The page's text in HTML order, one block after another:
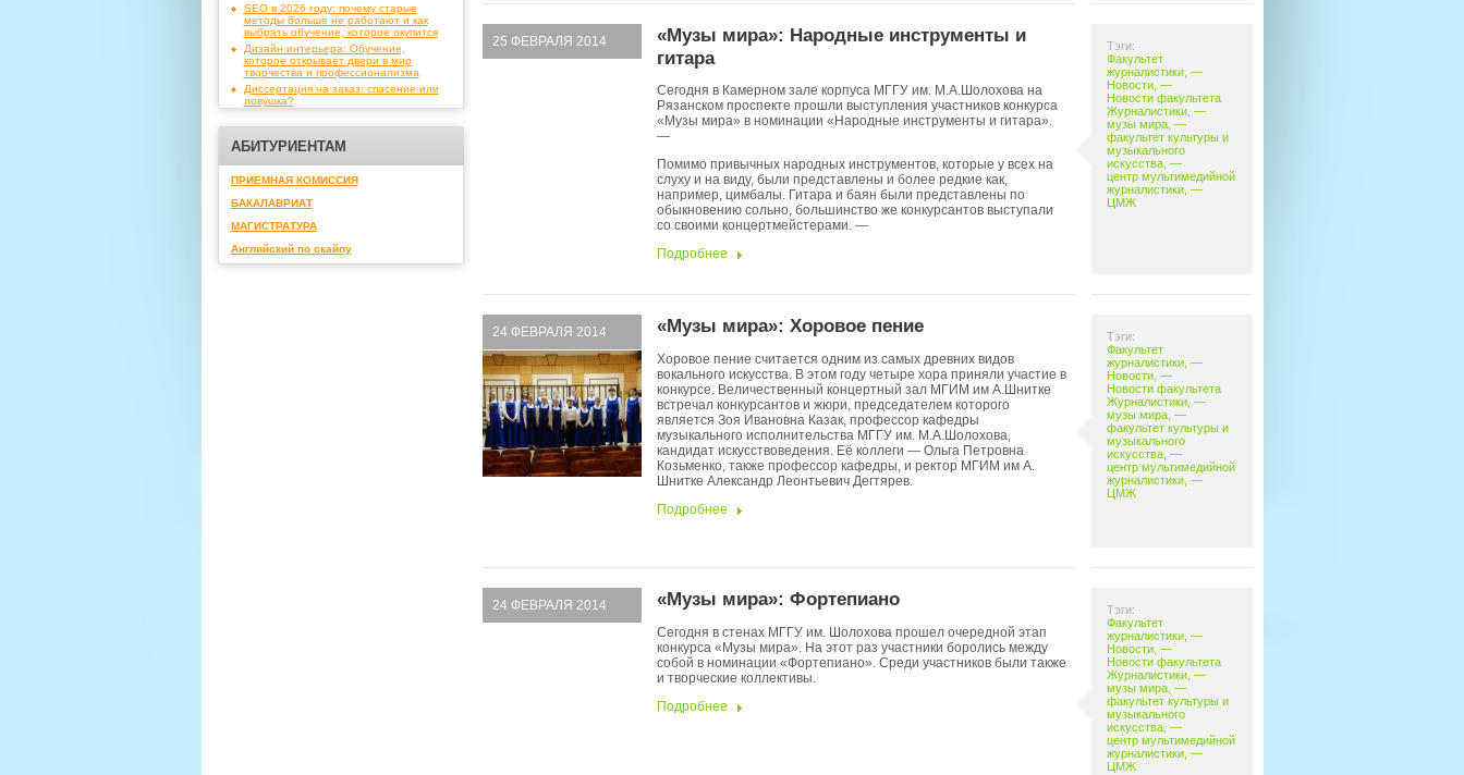
SEO в 2026 году: почему старые
методы больше не работают и как
выбрать обучение, которое окупится
Дизайн интерьера: Обучение,
которое открывает двери в мир
творчества и профессионализма
Диссертация на заказ: спасение или
ловушка?
АБИТУРИЕНТАМ
ПРИЕМНАЯ КОМИССИЯ
БАКАЛАВРИАТ
МАГИСТРАТУРА
Английский по скайпу
Тэги:
Факультет
журналистики, —
Новости, —
Новости факультета
Журналистики, —
музы мира, —
факультет культуры и
музыкального
искусства, —
центр мультимедийной
журналистики, —
ЦМЖ
25 ФЕВРАЛЯ 2014
«Музы мира»: Народные инструменты и
гитара
Сегодня в Камерном зале корпуса МГГУ им. М.А.Шолохова на
Рязанском проспекте прошли выступления участников конкурса
«Музы мира» в номинации «Народные инструменты и гитара».
—
Помимо привычных народных инструментов, которые у всех на
слуху и на виду, были представлены и более редкие как,
например, цимбалы. Гитара и баян были представлены по
обыкновению сольно, большинство же конкурсантов выступали
со своими концертмейстерами. —
Подробнее
Тэги:
Факультет
журналистики, —
Новости, —
Новости факультета
Журналистики, —
музы мира, —
факультет культуры и
музыкального
искусства, —
центр мультимедийной
журналистики, —
ЦМЖ
24 ФЕВРАЛЯ 2014 «Музы мира»: Хоровое пение
Хоровое пение считается одним из самых древних видов
вокального искусства. В этом году четыре хора приняли участие в
конкурсе. Величественный концертный зал МГИМ им А.Шнитке
встречал конкурсантов и жюри, председателем которого
является Зоя Ивановна Казак, профессор кафедры
музыкального исполнительства МГГУ им. М.А.Шолохова,
кандидат искусствоведения. Её коллеги — Ольга Петровна
Козьменко, также профессор кафедры, и ректор МГИМ им А.
Шнитке Александр Леонтьевич Дегтярев.
Подробнее
Тэги:
Факультет
журналистики, —
Новости, —
Новости факультета
Журналистики, —
музы мира, —
факультет культуры и
музыкального
искусства, —
центр мультимедийной
журналистики, —
ЦМЖ
24 ФЕВРАЛЯ 2014 «Музы мира»: Фортепиано
Сегодня в стенах МГГУ им. Шолохова прошел очередной этап
конкурса «Музы мира». На этот раз участники боролись между
собой в номинации «Фортепиано». Среди участников были также
и творческие коллективы.
Подробнее